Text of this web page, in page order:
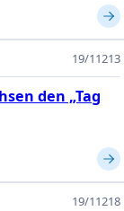
unsere Arbeit in
den „Tag
19/11213
19/11218